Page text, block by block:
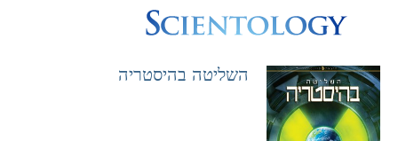
השליטה בהיסטריה